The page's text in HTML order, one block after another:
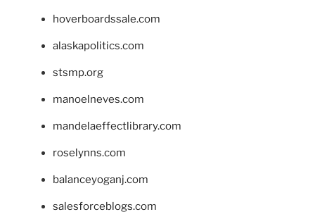
hoverboardssale.com
alaskapolitics.com
stsmp.org
manoelneves.com
mandelaeffectlibrary.com
roselynns.com
balanceyoganj.com
salesforceblogs.com